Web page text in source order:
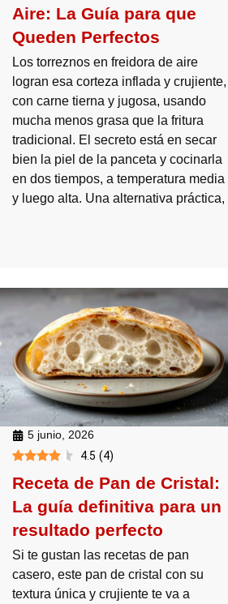
Aire: La Guía para que
Queden Perfectos
Los torreznos en freidora de aire
logran esa corteza inflada y crujiente,
con carne tierna y jugosa, usando
mucha menos grasa que la fritura
tradicional. El secreto está en secar
bien la piel de la panceta y cocinarla
en dos tiempos, a temperatura media
y luego alta. Una alternativa práctica,
5 junio, 2026
4.5 (4)
Receta de Pan de Cristal:
La guía definitiva para un
resultado perfecto
Si te gustan las recetas de pan
casero, este pan de cristal con su
textura única y crujiente te va a